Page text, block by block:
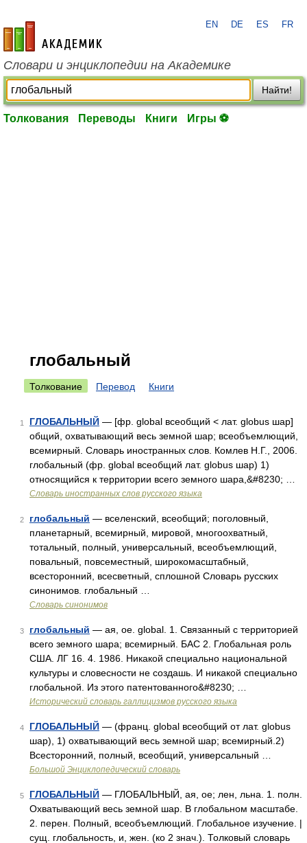
academic.ru
EN DE ES FR
Словари и энциклопедии на Академике
Найти!
Толкования Переводы Книги Игры ⚽
глобальный
Толкование Перевод Книги
1 ГЛОБАЛЬНЫЙ — [фр. global всеобщий < лат. globus шар]
общий, охватывающий весь земной шар; всеобъемлющий,
всемирный. Словарь иностранных слов. Комлев Н.Г., 2006.
глобальный (фр. global всеобщий лат. globus шар) 1)
относящийся к территории всего земного шара,&#8230; …
Словарь иностранных слов русского языка
2 глобальный — вселенский, всеобщий; поголовный,
планетарный, всемирный, мировой, многоохватный,
тотальный, полный, универсальный, всеобъемлющий,
повальный, повсеместный, широкомасштабный,
всесторонний, всесветный, сплошной Словарь русских
синонимов. глобальный …
Словарь синонимов
3 глобальный — ая, ое. global. 1. Связанный с территорией
всего земного шара; всемирный. БАС 2. Глобальная роль
США. ЛГ 16. 4. 1986. Никакой специально национальной
культуры и словесности не создашь. И никакой специально
глобальной. Из этого патентованного&#8230; …
Исторический словарь галлицизмов русского языка
4 ГЛОБАЛЬНЫЙ — (франц. global всеобщий от лат. globus
шар), 1) охватывающий весь земной шар; всемирный.2)
Всесторонний, полный, всеобщий, универсальный …
Большой Энциклопедический словарь
5 ГЛОБАЛЬНЫЙ — ГЛОБАЛЬНЫЙ, ая, ое; лен, льна. 1. полн.
Охватывающий весь земной шар. В глобальном масштабе.
2. перен. Полный, всеобъемлющий. Глобальное изучение. |
сущ. глобальность, и, жен. (ко 2 знач.). Толковый словарь